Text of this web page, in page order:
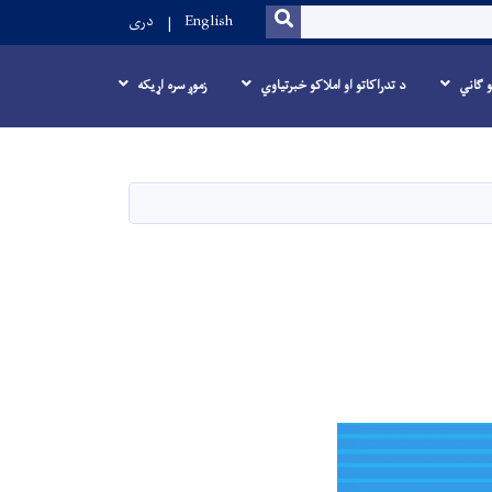
SEARCH
English دری
ګاني د تدراکاتو او املاکو خبرتیاوي زموږ سره اړیکه